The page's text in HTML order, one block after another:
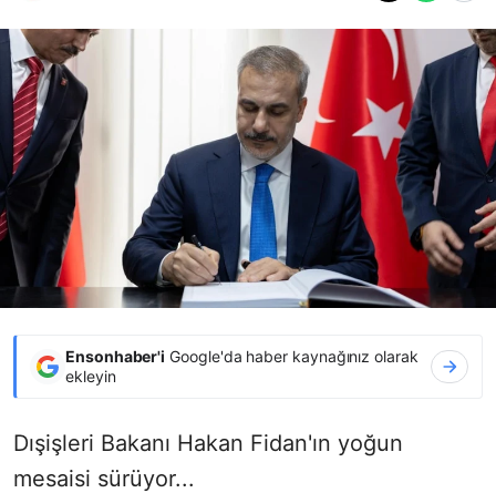
Ensonhaber'i Google'da haber kaynağınız olarak
ekleyin
Dışişleri Bakanı Hakan Fidan'ın yoğun
mesaisi sürüyor...